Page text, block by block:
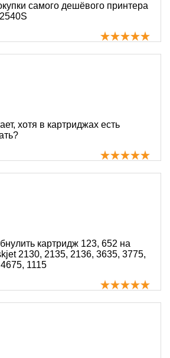
самого дешёвого принтера
хотя в картриджах есть
картридж 123, 652 на
2130, 2135, 2136, 3635, 3775,
1115